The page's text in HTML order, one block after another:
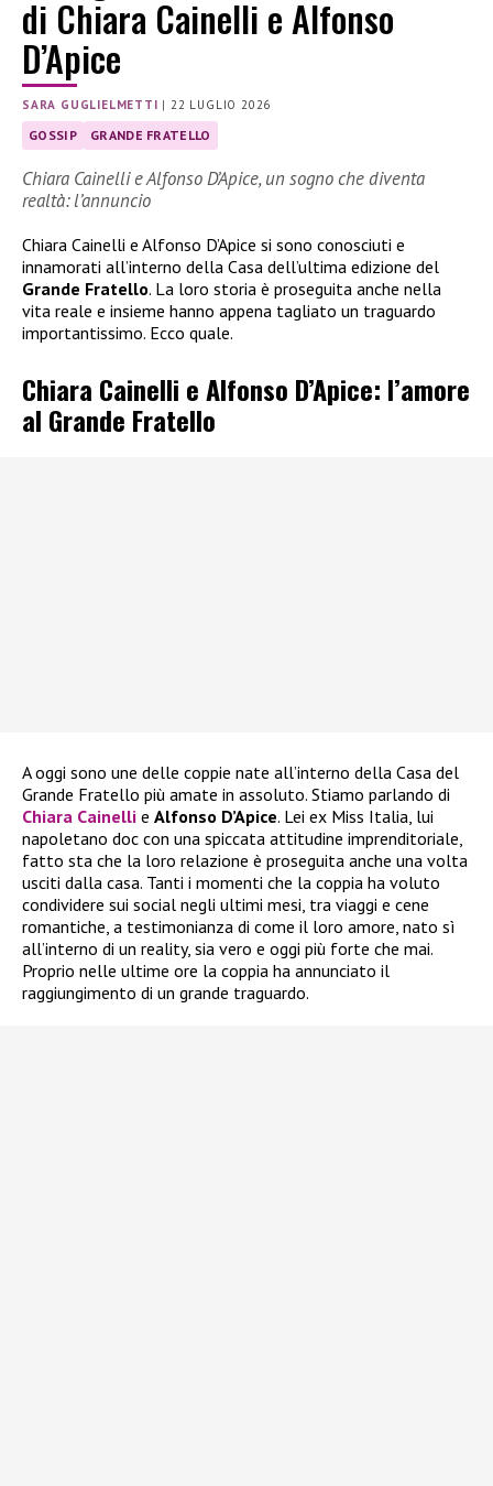
di Chiara Cainelli e Alfonso
D’Apice
SARA GUGLIELMETTI | 22 LUGLIO 2026
GOSSIP GRANDE FRATELLO
Chiara Cainelli e Alfonso D’Apice, un sogno che diventa
realtà: l’annuncio
Chiara Cainelli e Alfonso D’Apice si sono conosciuti e
innamorati all’interno della Casa dell’ultima edizione del
Grande Fratello. La loro storia è proseguita anche nella
vita reale e insieme hanno appena tagliato un traguardo
importantissimo. Ecco quale.
Chiara Cainelli e Alfonso D’Apice: l’amore
al Grande Fratello
A oggi sono une delle coppie nate all’interno della Casa del
Grande Fratello più amate in assoluto. Stiamo parlando di
Chiara Cainelli e Alfonso D’Apice. Lei ex Miss Italia, lui
napoletano doc con una spiccata attitudine imprenditoriale,
fatto sta che la loro relazione è proseguita anche una volta
usciti dalla casa. Tanti i momenti che la coppia ha voluto
condividere sui social negli ultimi mesi, tra viaggi e cene
romantiche, a testimonianza di come il loro amore, nato sì
all’interno di un reality, sia vero e oggi più forte che mai.
Proprio nelle ultime ore la coppia ha annunciato il
raggiungimento di un grande traguardo.